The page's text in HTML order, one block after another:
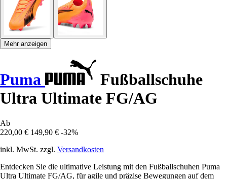
Mehr anzeigen
Puma
Fußballschuhe
Ultra Ultimate FG/AG
Ab
220,00 € 149,90 € -32%
inkl. MwSt. zzgl. Versandkosten
Entdecken Sie die ultimative Leistung mit den Fußballschuhen Puma
Ultra Ultimate FG/AG, für agile und präzise Bewegungen auf dem